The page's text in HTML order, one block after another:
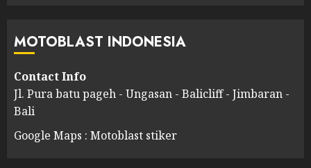
MOTOBLAST INDONESIA
Contact Info
Jl. Pura batu pageh - Ungasan - Balicliff - Jimbaran -
Bali
Google Maps : Motoblast stiker